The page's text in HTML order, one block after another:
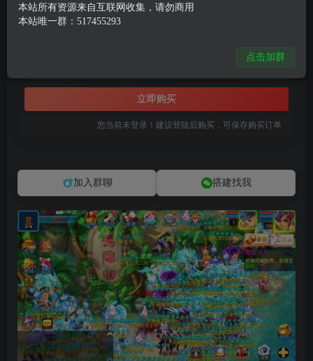
此内容为付费资源，请付费后查看
立即购买
您当前未登录！建议登陆后购买，可保存购买订单
加入群聊 搭建找我
本站所有资源来自互联网收集，请勿商用
本站唯一群：517455293
点击加群